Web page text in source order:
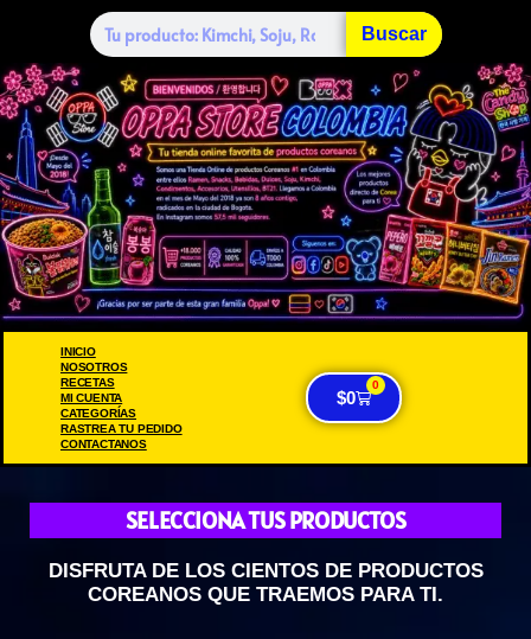
Buscar
INICIO
NOSOTROS
RECETAS
MI CUENTA
CATEGORÍAS
RASTREA TU PEDIDO
CONTACTANOS
$0
0
SELECCIONA TUS PRODUCTOS
DISFRUTA DE LOS CIENTOS DE PRODUCTOS
COREANOS QUE TRAEMOS PARA TI.